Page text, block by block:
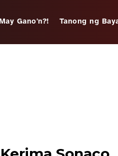
May Gano'n?! Tanong ng